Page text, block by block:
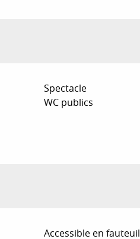
Spectacle
WC publics
Accessible en fauteuil